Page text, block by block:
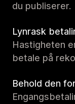
du publiserer.
Lynrask
Hastigheten
betale på
Behold den